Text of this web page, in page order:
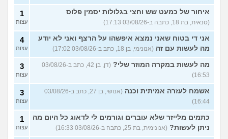
איחור של כמעט שש וחצי בגלולות יסמין פלוס
(סנאית, בת 18, כתבה ב-03/08/26 17:13)
1
עצות
אני די בטוח שאני נמצא איפשהו על הרצף ואני לא יודע
מה לעשות עם זה (אנונימי, בן 18, כתב ב-03/08/26 17:02)
4
עצות
מה לעשות במקרה המוזר שלי?
(דן, בן 42, כתב ב-03/08/26
16:53)
3
עצות
אשמח לעזרה אמיתית וכנה
(אנושי, בן 27, כתב ב-03/08/26
16:44)
3
עצות
כתמים מלייזר שלא עוברים וגורמים לי לדאוג כל היום מה
ניתן לעשות? (אנונימית, בת 25, כתבה ב-03/08/26 16:33)
1
עצות